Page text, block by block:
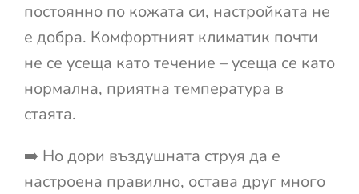
постоянно по кожата си, настройката не
е добра. Комфортният климатик почти
не се усеща като течение – усеща се като
нормална, приятна температура в
стаята.
➡️ Но дори въздушната струя да е
настроена правилно, остава друг много